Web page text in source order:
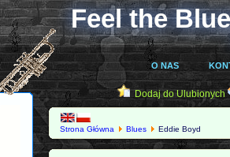
Feel the
O NAS
Dodaj do Ulubionych
Strona Główna Blues Eddie Boyd